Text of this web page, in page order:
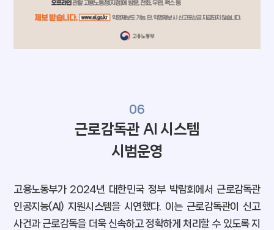
06
근로감독관 AI 시스템
시범운영
고용노동부가 2024년 대한민국 정부 박람회에서 근로감독관
인공지능(AI) 지원시스템을 시연했다. 이는 근로감독관이 신고
사건과 근로감독을 더욱 신속하고 정확하게 처리할 수 있도록 지